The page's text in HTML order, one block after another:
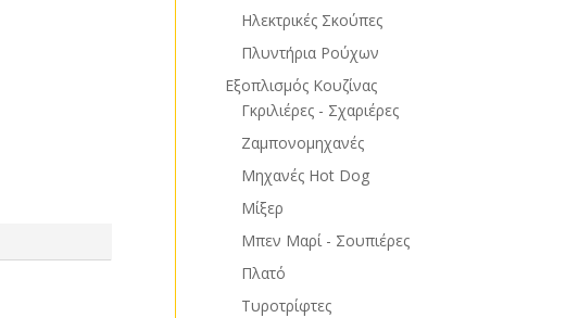
Ηλεκτρικές Σκούπες
Πλυντήρια Ρούχων
Εξοπλισμός Κουζίνας
Γκριλιέρες - Σχαριέρες
Ζαμπονομηχανές
Μηχανές Hot Dog
Μίξερ
Μπεν Μαρί - Σουπιέρες
Πλατό
Τυροτρίφτες